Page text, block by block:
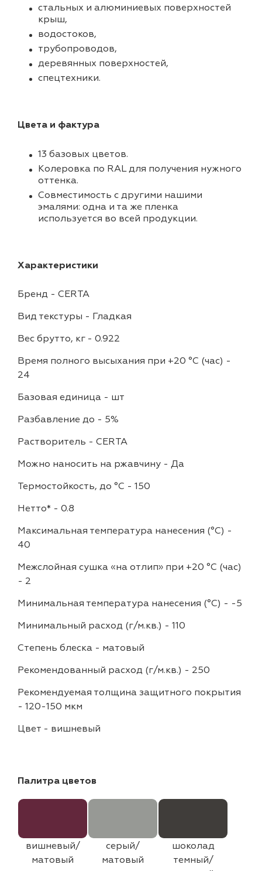
стальных и алюминиевых поверхностей
крыш,
водостоков,
трубопроводов,
деревянных поверхностей,
спецтехники.
Цвета и фактура
13 базовых цветов.
Колеровка по RAL для получения нужного
оттенка.
Совместимость с другими нашими
эмалями: одна и та же пленка
используется во всей продукции.
Характеристики
Бренд - CERTA
Вид текстуры - Гладкая
Вес брутто, кг - 0.922
Время полного высыхания при +20 °С (час) -
24
Базовая единица - шт
Разбавление до - 5%
Растворитель - CERTA
Можно наносить на ржавчину - Да
Термостойкость, до °C - 150
Нетто* - 0.8
Максимальная температура нанесения (°С) -
40
Межслойная сушка «на отлип» при +20 °С (час)
- 2
Минимальная температура нанесения (°С) - -5
Минимальный расход (г/м.кв.) - 110
Степень блеска - матовый
Рекомендованный расход (г/м.кв.) - 250
Рекомендуемая толщина защитного покрытия
- 120-150 мкм
Цвет - вишневый
Палитра цветов
вишневый/
матовый
серый/
матовый
шоколад
темный/